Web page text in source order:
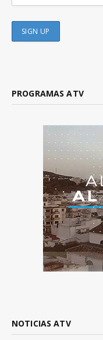
PROGRAMAS ATV
NOTICIAS ATV